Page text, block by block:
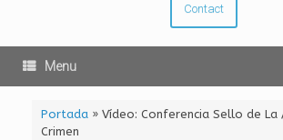
Contact
Menu
Portada» Vídeo: Conferencia Sello de La
Crimen